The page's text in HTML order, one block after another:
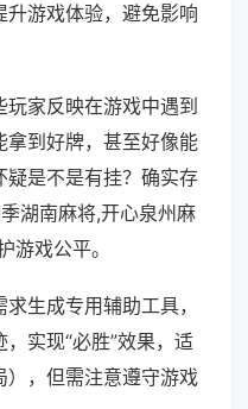
游戏体验，避免影响
家反映在游戏中遇到
拿到好牌，甚至好像能
疑是不是有挂？确实存
湖南麻将,开心泉州麻
游戏公平。
生成专用辅助工具，
实现“必胜”效果，适
），但需注意遵守游戏